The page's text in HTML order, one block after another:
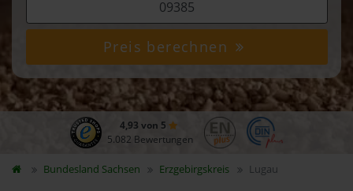
Preis berechnen
4,93 von 5
5.082 Bewertungen
Bundesland Sachsen Erzgebirgskreis Lugau